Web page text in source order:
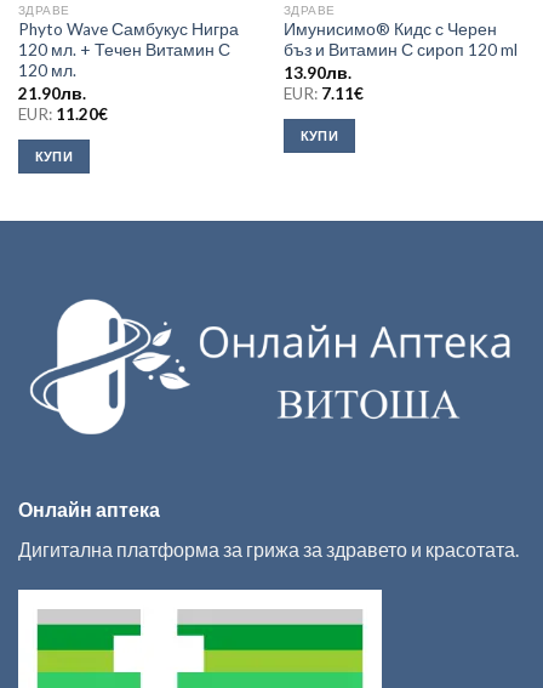
ЗДРАВЕ
Phyto Wave Самбукус Нигра
120 мл. + Течен Витамин С
120 мл.
21.90лв.
EUR: 11.20€
КУПИ
ЗДРАВЕ
Имунисимо® Кидс с Черен
бъз и Витамин С сироп 120 ml
13.90лв.
EUR: 7.11€
КУПИ
Онлайн аптека
Дигитална платформа за грижа за здравето и красотата.